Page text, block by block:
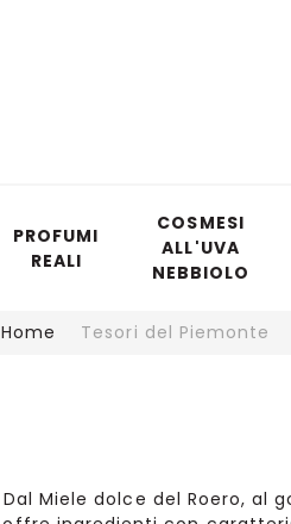
PROFUMI
REALI
COSMESI
ALL'UVA
NEBBIOLO
Home Tesori del Piemonte
Dal Miele dolce del Roero, al